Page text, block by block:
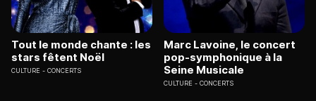
Tout le monde chante : les
stars fêtent Noël
CULTURE CONCERTS
Marc Lavoine, le concert
pop-symphonique à la
Seine Musicale
CULTURE CONCERTS